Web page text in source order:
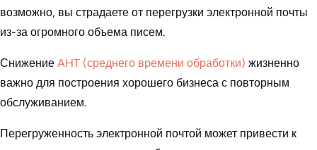
возможно, вы страдаете от перегрузки электронной почты
из-за огромного объема писем.
Снижение AHT (среднего времени обработки) жизненно
важно для построения хорошего бизнеса с повторным
обслуживанием.
Перегруженность электронной почтой может привести к